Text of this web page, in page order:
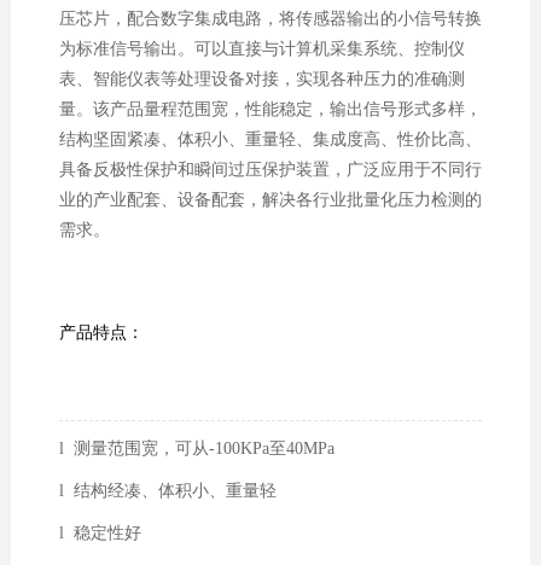
压芯片，配合数字集成电路，将传感器输出的小信号转换
为标准信号输出。可以直接与计算机采集系统、控制仪
表、智能仪表等处理设备对接，实现各种压力的准确测
量。该产品量程范围宽，性能稳定，输出信号形式多样，
结构坚固紧凑、体积小、重量轻、集成度高、性价比高、
具备反极性保护和瞬间过压保护装置，广泛应用于不同行
业的产业配套、设备配套，解决各行业批量化压力检测的
需求。
产品特点：
l 测量范围宽，可从-100KPa至40MPa
l 结构经凑、体积小、重量轻
l 稳定性好